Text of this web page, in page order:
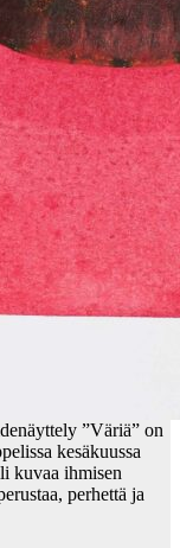
”Väriä” on
kesäkuussa
kuvaa ihmisen
perhettä ja